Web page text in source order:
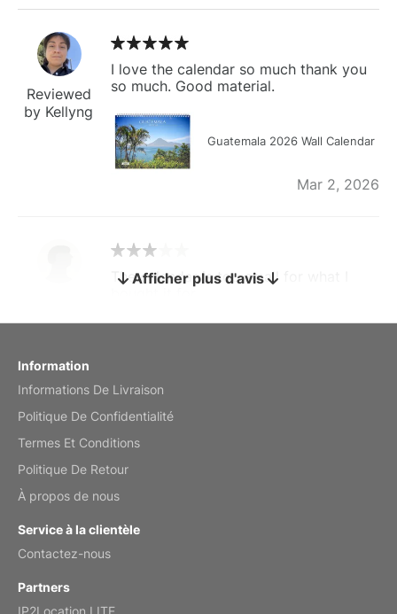
Reviewed
by Kellyng
I love the calendar so much thank you
so much. Good material.
Guatemala 2026 Wall Calendar
Mar 2, 2026
by charles
The calendar is too small for what I
bought it for
Reviewed
by Anne
Afficher plus d'avis
Information
Informations De Livraison
Politique De Confidentialité
Termes Et Conditions
Politique De Retour
À propos de nous
Service à la clientèle
Contactez-nous
Partners
IP2Location LITE